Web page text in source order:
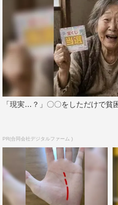
影があって、皆さんとの思い
にっこり。そして「僕自身、
ので、香取がたくさんの人に
す」と並々ならぬ作品愛を披
「現実…？」〇〇をしただけで貧
PR(合同会社デジタルファーム )